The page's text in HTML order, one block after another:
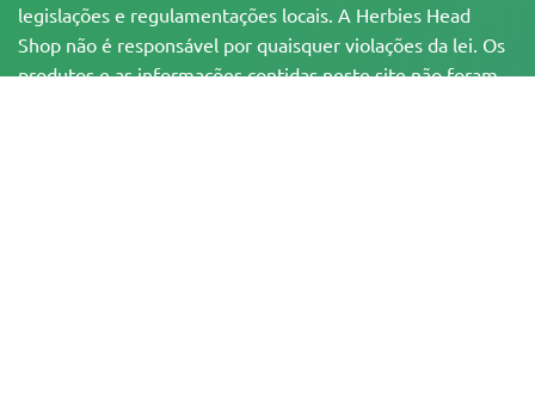
legislações e regulamentações locais. A Herbies Head
Shop não é responsável por quaisquer violações da lei. Os
produtos e as informações contidas neste site não foram